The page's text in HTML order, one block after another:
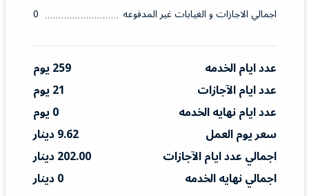
اجمالي الاجازات و الغيابات غير المدفوعه
0
عدد ايام الخدمه
259 يوم
عدد ايام الآجازات
21 يوم
عدد ايام نهايه الخدمه
0 يوم
سعر يوم العمل
9.62 دينار
اجمالي عدد ايام الآجازات
202.00 دينار
اجمالي نهايه الخدمه
0 دينار